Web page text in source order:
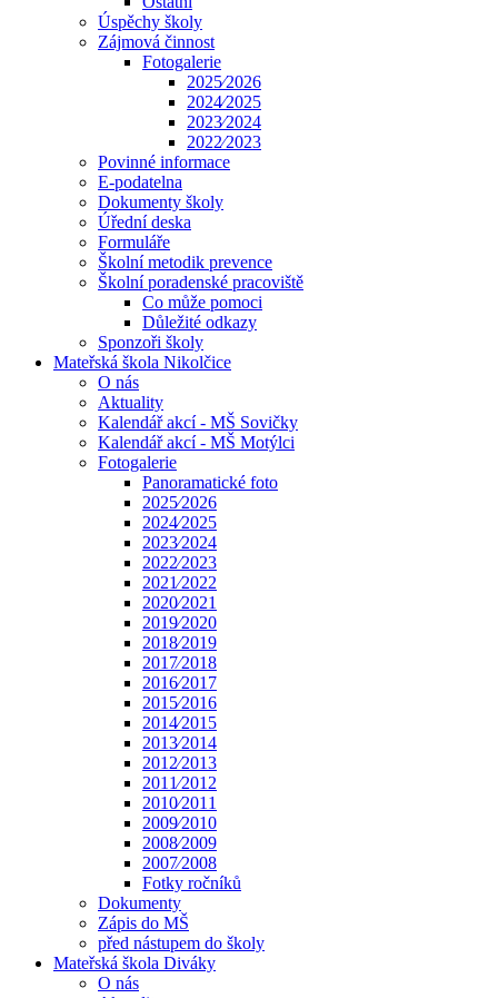
Úspěchy školy
Zájmová činnost
Fotogalerie
2025⁄2026
2024⁄2025
2023⁄2024
2022⁄2023
Povinné informace
E-podatelna
Dokumenty školy
Úřední deska
Formuláře
Školní metodik prevence
Školní poradenské pracoviště
Co může pomoci
Důležité odkazy
Sponzoři školy
Mateřská škola Nikolčice
O nás
Aktuality
Kalendář akcí - MŠ Sovičky
Kalendář akcí - MŠ Motýlci
Fotogalerie
Panoramatické foto
2025⁄2026
2024⁄2025
2023⁄2024
2022⁄2023
2021⁄2022
2020⁄2021
2019⁄2020
2018⁄2019
2017⁄2018
2016⁄2017
2015⁄2016
2014⁄2015
2013⁄2014
2012⁄2013
2011⁄2012
2010⁄2011
2009⁄2010
2008⁄2009
2007⁄2008
Fotky ročníků
Dokumenty
Zápis do MŠ
před nástupem do školy
Mateřská škola Diváky
O nás